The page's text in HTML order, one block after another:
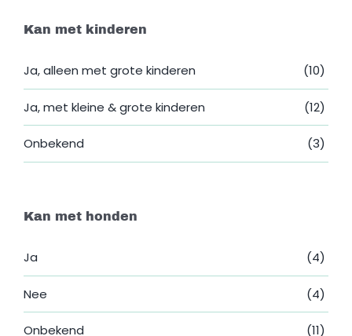
Kan met kinderen
Ja, alleen met grote kinderen (10)
Ja, met kleine & grote kinderen (12)
Onbekend (3)
Kan met honden
Ja (4)
Nee (4)
Onbekend (11)